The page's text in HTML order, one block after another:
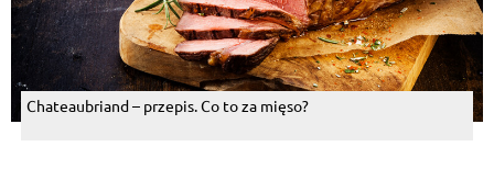
Chateaubriand – przepis. Co to za mięso?